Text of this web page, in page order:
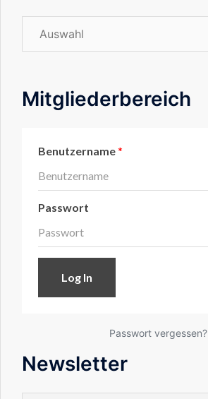
Mitgliederbereich
Benutzername*
Passwort
Passwort vergessen?
Newsletter